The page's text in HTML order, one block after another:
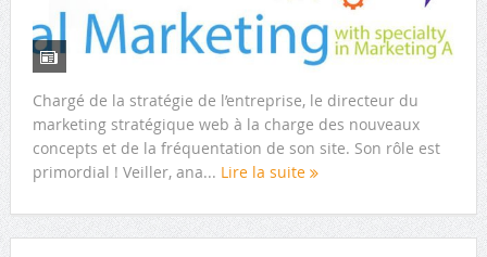
Chargé de la stratégie de l’entreprise, le directeur du
marketing stratégique web à la charge des nouveaux
concepts et de la fréquentation de son site. Son rôle est
primordial ! Veiller, ana... Lire la suite